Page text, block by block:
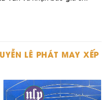
LÊ PHÁT MAY XẾP